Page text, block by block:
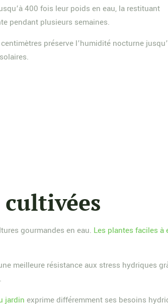
400 fois leur poids en eau, la restituant
pendant plusieurs semaines.
préserve l’humidité nocturne
cultivées
gourmandes en eau. Les plantes faciles à
meilleure résistance aux stress hydriques
jardin exprime différemment ses besoins